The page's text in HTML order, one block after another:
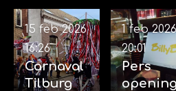
2026
Carnaval
Tilburg
15 feb 2026
16:26
Pers
opening
1 feb
20:01